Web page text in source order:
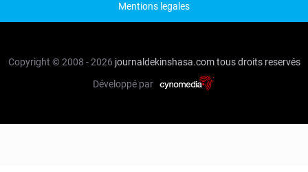
Mentions legales
Copyright © 2008 - 2026 journaldekinshasa.com tous droits reservés
Développé par